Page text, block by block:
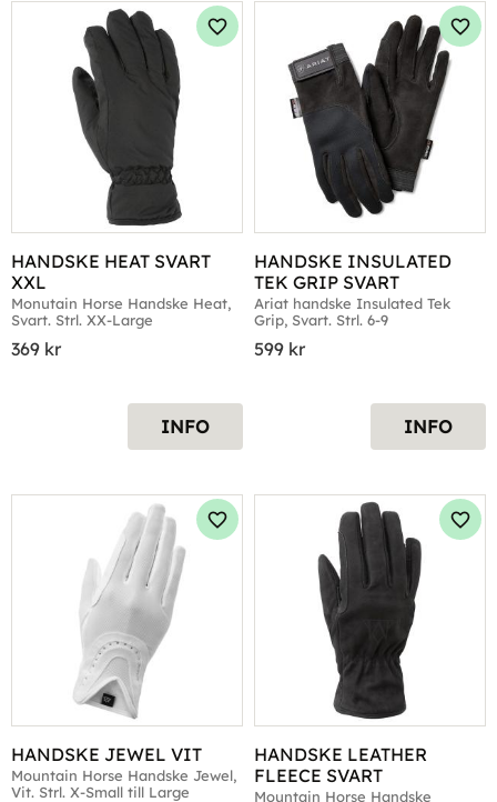
HANDSKE HEAT SVART
XXL
Monutain Horse Handske Heat,
Svart. Strl. XX-Large
369 kr
Lägg till i favoriter
INFO
HANDSKE INSULATED
TEK GRIP SVART
Ariat handske Insulated Tek
Grip, Svart. Strl. 6-9
599 kr
INFO
HANDSKE JEWEL VIT
Mountain Horse Handske Jewel,
Vit. Strl. X-Small till Large
Lägg till i favoriter
HANDSKE LEATHER
FLEECE SVART
Mountain Horse Handske